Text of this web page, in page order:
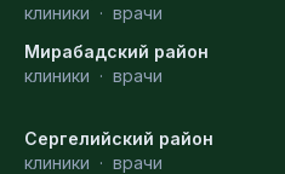
клиники · врачи
Мирабадский район
клиники · врачи
Сергелийский район
клиники · врачи